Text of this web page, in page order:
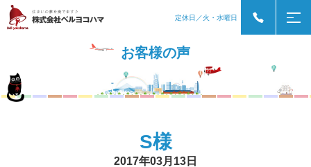
定休日／火・水曜日
お客様の声
S様
2017年03月13日